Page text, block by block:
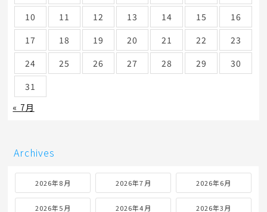
10
11 12 13 14 15
16
17
18 19 20 21 22
23
24
25 26 27 28 29
30
31
« 7月
Archives
2026年8月 2026年7月 2026年6月
2026年5月 2026年4月 2026年3月